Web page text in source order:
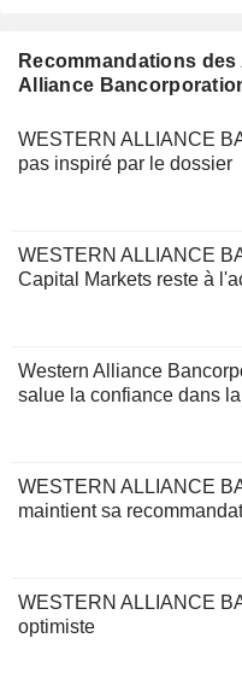
Recommandations
Alliance
WESTERN ALLIANCE
pas inspiré par le dossier
WESTERN ALLIANCE
Capital Markets reste à
Western Alliance
salue la confiance dans
WESTERN ALLIANCE
maintient sa
WESTERN ALLIANCE
optimiste